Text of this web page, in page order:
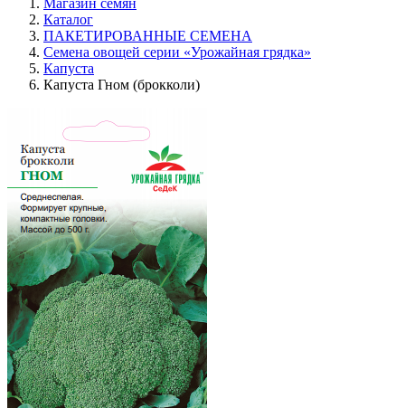
Магазин семян
Каталог
ПАКЕТИРОВАННЫЕ СЕМЕНА
Семена овощей серии «Урожайная грядка»
Капуста
Капуста Гном (брокколи)